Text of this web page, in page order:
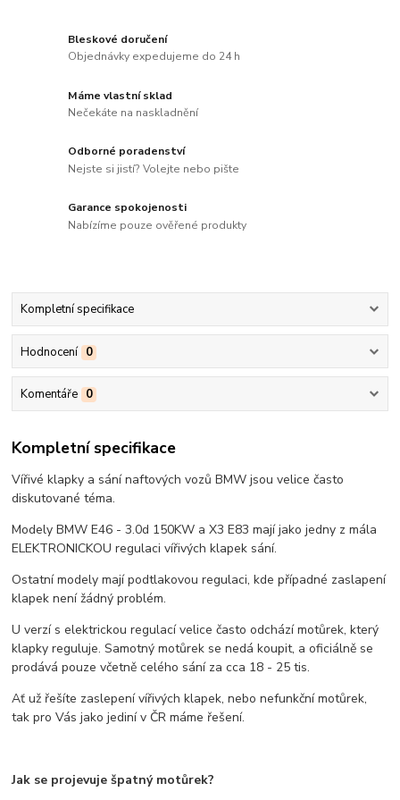
Bleskové doručení
Objednávky expedujeme do 24 h
Máme vlastní sklad
Nečekáte na naskladnění
Odborné poradenství
Nejste si jistí? Volejte nebo pište
Garance spokojenosti
Nabízíme pouze ověřené produkty
Kompletní specifikace
Hodnocení 0
Komentáře 0
Kompletní specifikace
Vířivé klapky a sání naftových vozů BMW jsou velice často
diskutované téma.
Modely BMW E46 - 3.0d 150KW a X3 E83 mají jako jedny z mála
ELEKTRONICKOU regulaci vířivých klapek sání.
Ostatní modely mají podtlakovou regulaci, kde případné zaslapení
klapek není žádný problém.
U verzí s elektrickou regulací velice často odchází motůrek, který
klapky reguluje. Samotný motůrek se nedá koupit, a oficiálně se
prodává pouze včetně celého sání za cca 18 - 25 tis.
Ať už řešíte zaslepení vířivých klapek, nebo nefunkční motůrek,
tak pro Vás jako jediní v ČR máme řešení.
Jak se projevuje špatný motůrek?